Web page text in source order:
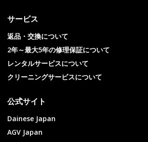
サービス
返品・交換について
2年～最大5年の修理保証について
レンタルサービスについて
クリーニングサービスについて
公式サイト
Dainese Japan
AGV Japan